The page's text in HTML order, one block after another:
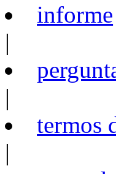
informe
|
|
termos
|